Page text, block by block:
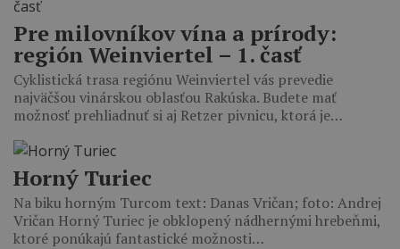
Pre milovníkov vína a prírody:
región Weinviertel – 1. časť
Cyklistická trasa regiónu Weinviertel vás prevedie
najväčšou vinárskou oblasťou Rakúska. Budete mať
možnosť prehliadnuť si aj Retzer pivnicu, ktorá je…
Horný Turiec
Na biku horným Turcom text: Danas Vričan; foto: Andrej
Vričan Horný Turiec je obklopený nádhernými hrebeňmi,
ktoré ponúkajú fantastické možnosti…